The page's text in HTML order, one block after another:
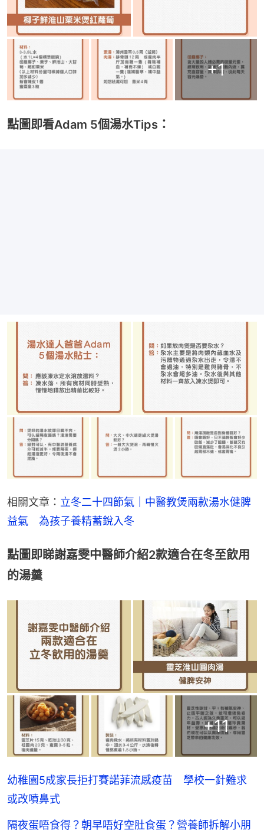
+1
點圖即看Adam 5個湯水Tips：
相關文章： 立冬二十四節氣｜中醫教煲兩款湯水健脾
益氣　為孩子養精蓄銳入冬
點圖即睇謝嘉雯中醫師介紹2款適合在冬至飲用
的湯羹
+11
幼稚園5成家長拒打賽諾菲流感疫苗 學校一針難求
或改噴鼻式
隔夜蛋唔食得？朝早唔好空肚食蛋？營養師拆解小朋